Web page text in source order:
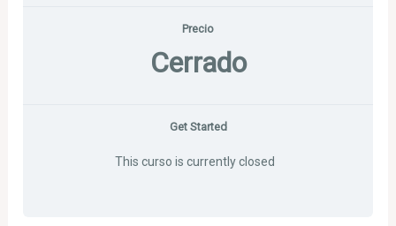
Precio
Cerrado
Get Started
This curso is currently closed